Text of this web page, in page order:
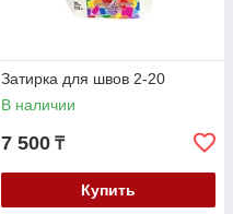
Затирка для швов 2-20
В наличии
7 500 ₸
Купить